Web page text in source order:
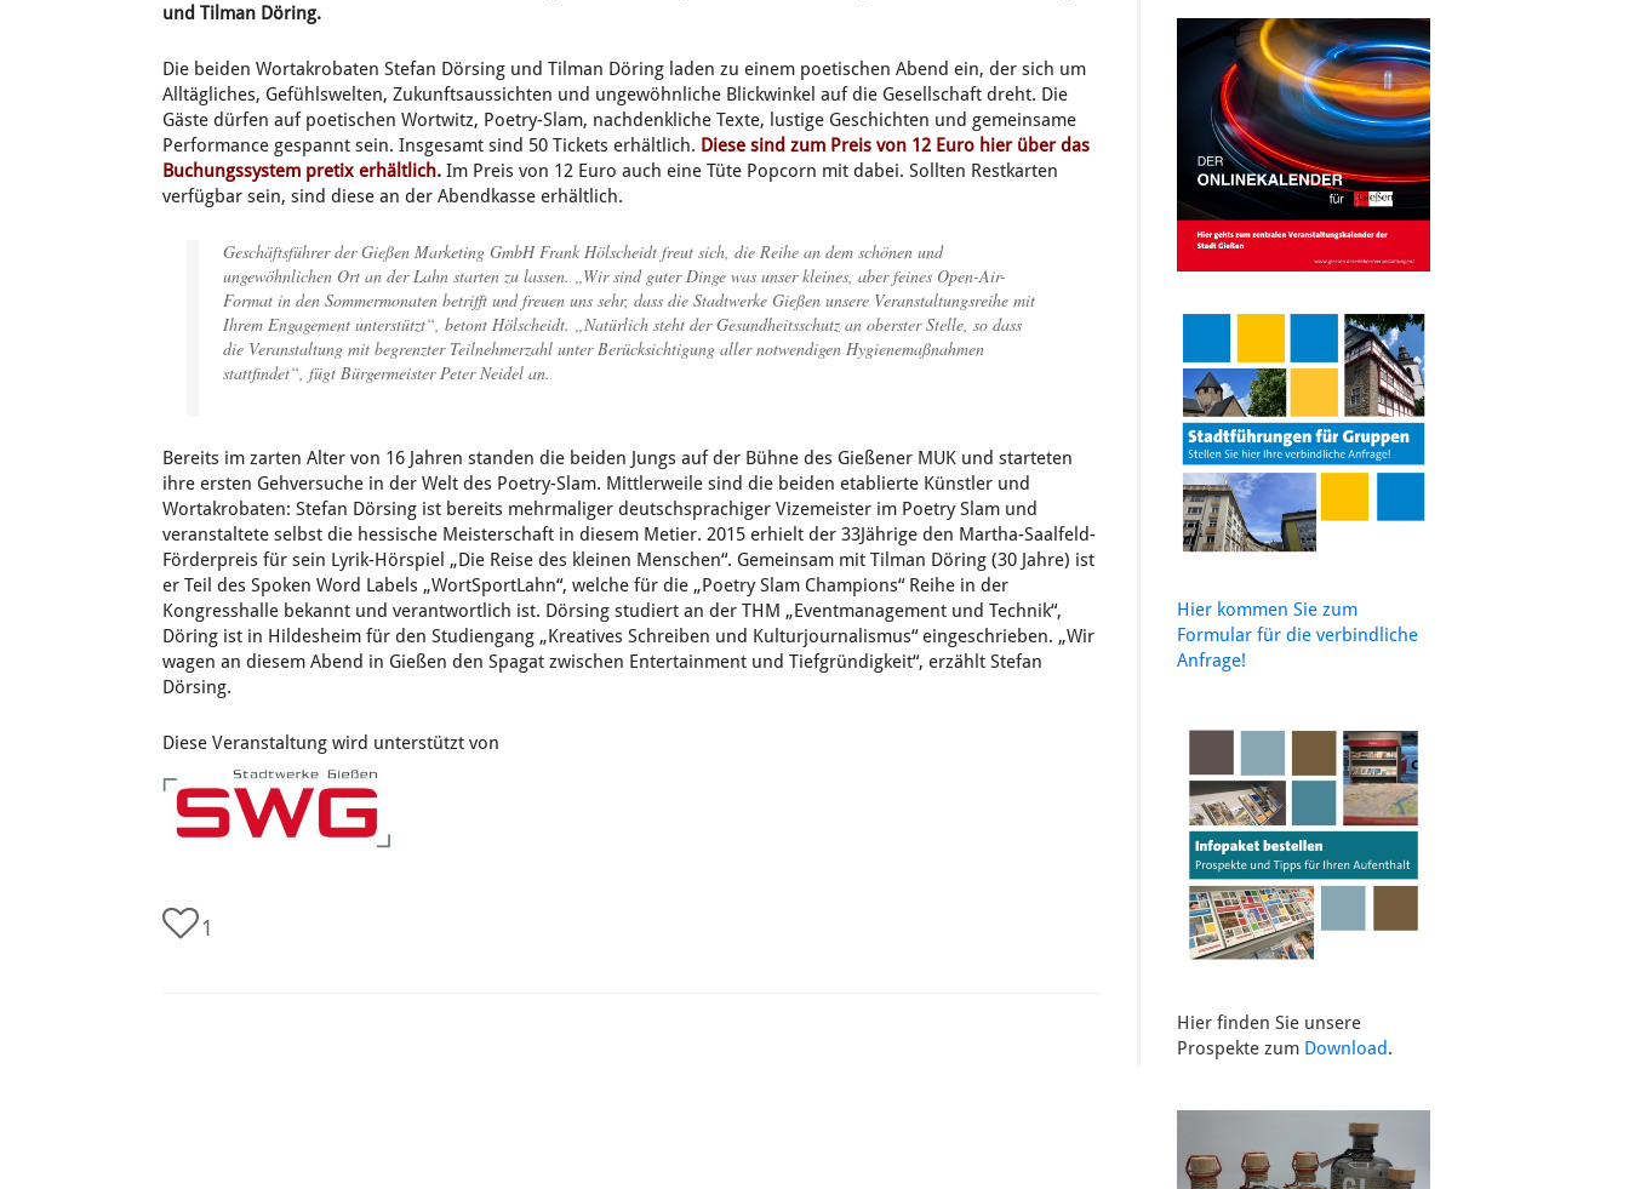
und Tilman Döring.
Die beiden Wortakrobaten Stefan Dörsing und Tilman Döring laden zu einem poetischen Abend ein, der sich um
Alltägliches, Gefühlswelten, Zukunftsaussichten und ungewöhnliche Blickwinkel auf die Gesellschaft dreht. Die
Gäste dürfen auf poetischen Wortwitz, Poetry-Slam, nachdenkliche Texte, lustige Geschichten und gemeinsame
Performance gespannt sein. Insgesamt sind 50 Tickets erhältlich. Diese sind zum Preis von 12 Euro hier über das
Buchungssystem pretix erhältlich. Im Preis von 12 Euro auch eine Tüte Popcorn mit dabei. Sollten Restkarten
verfügbar sein, sind diese an der Abendkasse erhältlich.
Geschäftsführer der Gießen Marketing GmbH Frank Hölscheidt freut sich, die Reihe an dem schönen und
ungewöhnlichen Ort an der Lahn starten zu lassen. „Wir sind guter Dinge was unser kleines, aber feines Open-Air-
Format in den Sommermonaten betrifft und freuen uns sehr, dass die Stadtwerke Gießen unsere Veranstaltungsreihe mit
Ihrem Engagement unterstützt“, betont Hölscheidt. „Natürlich steht der Gesundheitsschutz an oberster Stelle, so dass
die Veranstaltung mit begrenzter Teilnehmerzahl unter Berücksichtigung aller notwendigen Hygienemaßnahmen
stattfindet“, fügt Bürgermeister Peter Neidel an.
Bereits im zarten Alter von 16 Jahren standen die beiden Jungs auf der Bühne des Gießener MUK und starteten
ihre ersten Gehversuche in der Welt des Poetry-Slam. Mittlerweile sind die beiden etablierte Künstler und
Wortakrobaten: Stefan Dörsing ist bereits mehrmaliger deutschsprachiger Vizemeister im Poetry Slam und
veranstaltete selbst die hessische Meisterschaft in diesem Metier. 2015 erhielt der 33Jährige den Martha-Saalfeld-
Förderpreis für sein Lyrik-Hörspiel „Die Reise des kleinen Menschen“. Gemeinsam mit Tilman Döring (30 Jahre) ist
er Teil des Spoken Word Labels „WortSportLahn“, welche für die „Poetry Slam Champions“ Reihe in der
Kongresshalle bekannt und verantwortlich ist. Dörsing studiert an der THM „Eventmanagement und Technik“,
Döring ist in Hildesheim für den Studiengang „Kreatives Schreiben und Kulturjournalismus“ eingeschrieben. „Wir
wagen an diesem Abend in Gießen den Spagat zwischen Entertainment und Tiefgründigkeit“, erzählt Stefan
Dörsing.
Diese Veranstaltung wird unterstützt von
1
Hier kommen Sie zum
Formular für die verbindliche
Anfrage!
Hier finden Sie unsere
Prospekte zum Download.